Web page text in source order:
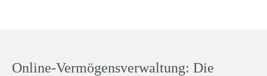
Online-Vermögensverwaltung: Die